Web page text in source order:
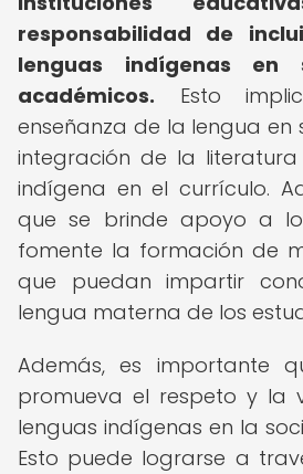
responsabilidad de
lenguas indígenas en
académicos. Esto
enseñanza de la lengua en
integración de la literatura
indígena en el currículo.
que se brinde apoyo a
fomente la formación de
que puedan impartir
lengua materna de los
Además, es importante
promueva el respeto y la
lenguas indígenas en la
Esto puede lograrse a